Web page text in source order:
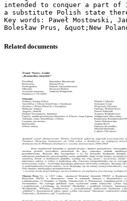
Related documents